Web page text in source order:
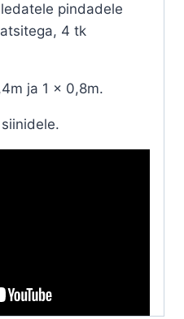
pindadele
4 tk
ja 1 x 0,8m.